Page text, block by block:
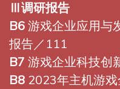
Ⅲ调研报告
B6 游戏企业应用与
报告／111
B7 游戏企业科技创
B8 2023年主机游